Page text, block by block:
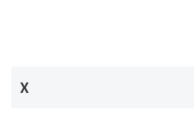
X